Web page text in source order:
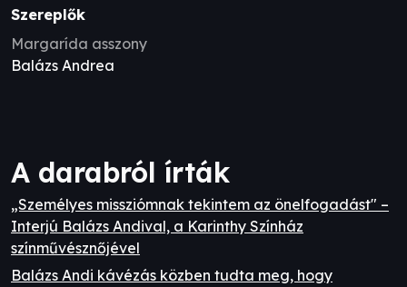
Szereplők
Margarída asszony
Balázs Andrea
A darabról írták
„Személyes missziómnak tekintem az önelfogadást" –
Interjú Balázs Andival, a Karinthy Színház
színművésznőjével
Balázs Andi kávézás közben tudta meg, hogy